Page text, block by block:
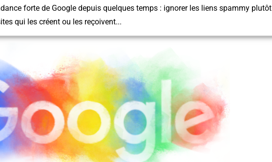
forte de Google depuis quelques temps : ignorer les liens spammy plutôt
qui les créent ou les reçoivent...